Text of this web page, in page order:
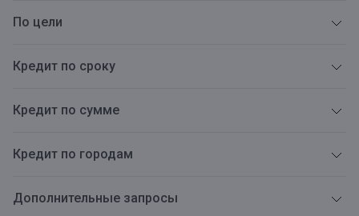
По цели
Кредит по сроку
Кредит по сумме
Кредит по городам
Дополнительные запросы